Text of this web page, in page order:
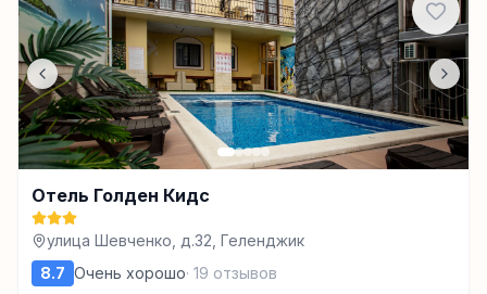
Отель Голден Кидс
улица Шевченко, д.32, Геленджик
8.7 Очень хорошо· 19 отзывов